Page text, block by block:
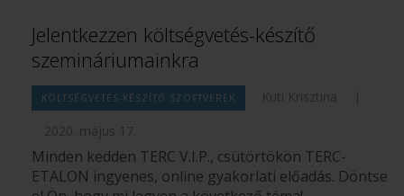
Jelentkezzen költségvetés-készítő
szemináriumainkra
KÖLTSÉGVETÉS-KÉSZÍTŐ SZOFTVEREK Kuti Krisztina
|
2020. május 17.
Minden kedden TERC V.I.P., csütörtökön TERC-
ETALON ingyenes, online gyakorlati előadás. Döntse